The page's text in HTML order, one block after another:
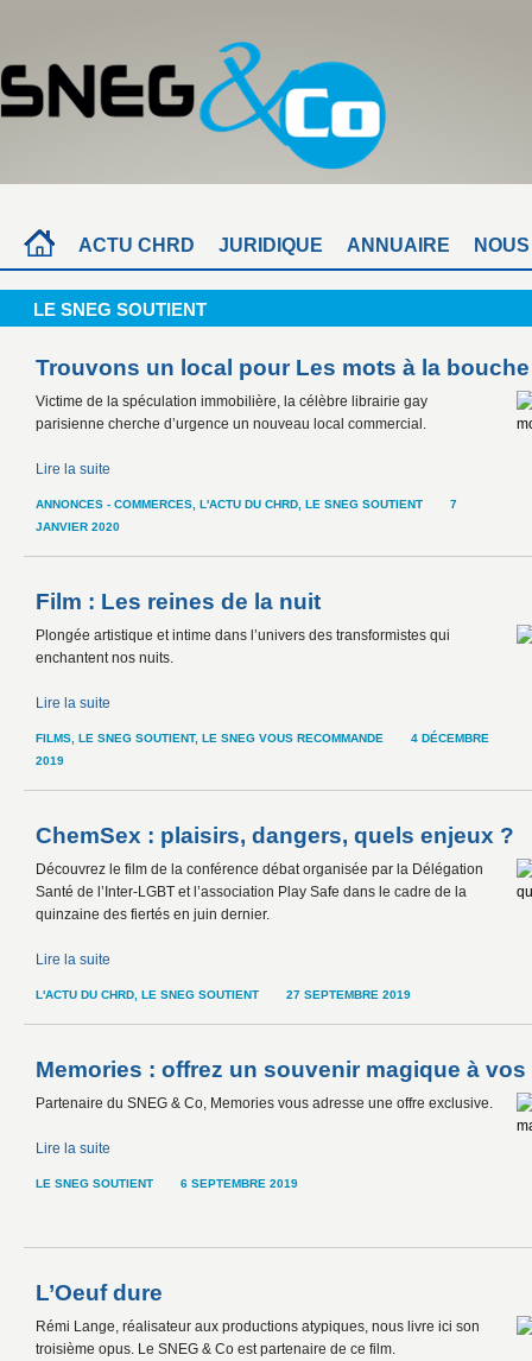
ACTU CHRD JURIDIQUE ANNUAIRE
LE SNEG SOUTIENT
Trouvons un local pour Les mots à la bouche
Victime de la spéculation immobilière, la célèbre librairie gay
parisienne cherche d’urgence un nouveau local commercial.
Lire la suite
ANNONCES - COMMERCES L'ACTU DU CHRD LE SNEG SOUTIENT
7
JANVIER 2020
Film : Les reines de la nuit
Plongée artistique et intime dans l’univers des transformistes qui
enchantent nos nuits.
Lire la suite
FILMS LE SNEG SOUTIENT, LE SNEG VOUS RECOMMANDE
4 DÉCEMBRE
2019
ChemSex : plaisirs, dangers, quels enjeux ?
Découvrez le film de la conférence débat organisée par la Délégation
Santé de l’Inter-LGBT et l’association Play Safe dans le cadre de la
quinzaine des fiertés en juin dernier.
Lire la suite
L'ACTU DU CHRD LE SNEG SOUTIENT 27 SEPTEMBRE 2019
Memories : offrez un souvenir magique à
Partenaire du SNEG & Co, Memories vous adresse une offre exclusive.
Lire la suite
LE SNEG SOUTIENT 6 SEPTEMBRE 2019
L’Oeuf dure
Rémi Lange, réalisateur aux productions atypiques, nous livre ici son
troisième opus. Le SNEG & Co est partenaire de ce film.